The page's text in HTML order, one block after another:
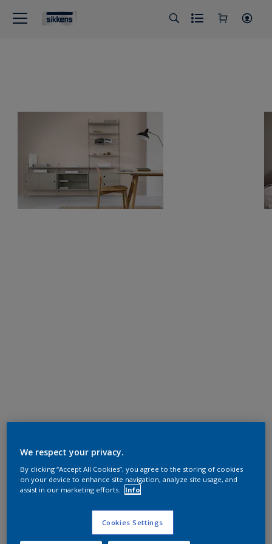
We respect your privacy.
By clicking “Accept All Cookies”, you agree to the storing of cookies
on your device to enhance site navigation, analyze site usage, and
assist in our marketing efforts.
Info
Cookies Settings